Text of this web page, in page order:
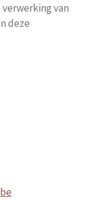
van
deze